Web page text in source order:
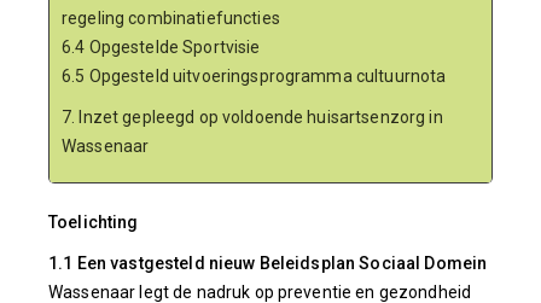
regeling combinatiefuncties
6.4 Opgestelde Sportvisie
6.5 Opgesteld uitvoeringsprogramma cultuurnota
7. Inzet gepleegd op voldoende huisartsenzorg in
Wassenaar
Toelichting
1.1 Een vastgesteld nieuw Beleidsplan Sociaal Domein
Wassenaar legt de nadruk op preventie en gezondheid